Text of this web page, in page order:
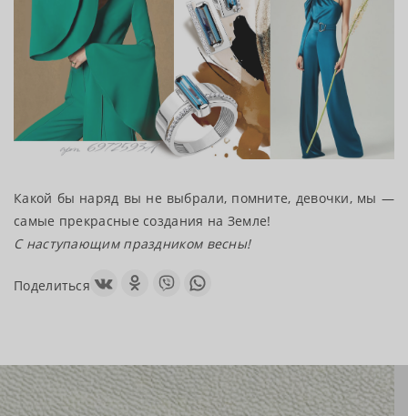
Какой бы наряд вы не выбрали, помните, девочки, мы —
самые прекрасные создания на Земле!
С наступающим праздником весны!
Поделиться